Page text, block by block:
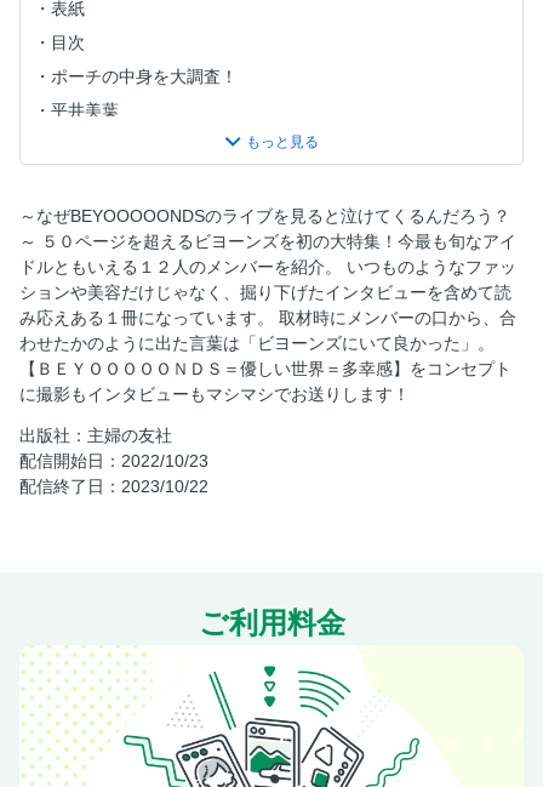
表紙
目次
ポーチの中身を大調査！
平井美葉
江口紗耶×山﨑夢羽×前田こころ
島倉りか×西田汐里
岡村美波
里吉うたの先生が解説！BEYOOOOONDSメンバー別推しメ
イク講座
小林萌花
清野桃々姫
アイドル奉行・一岡怜奈が語る12人のビヨ’s
akane先生 ダンスについて語り尽くす
BODY MAKE SPESCIAL 2022A/W
～なぜBEYOOOOONDSのライブを見ると泣けてくるんだろう？
～ ５０ページを超えるビヨーンズを初の大特集！今最も旬なアイ
ドルともいえる１２人のメンバーを紹介。 いつものようなファッ
ションや美容だけじゃなく、掘り下げたインタビューを含めて読
み応えある１冊になっています。 取材時にメンバーの口から、合
わせたかのように出た言葉は「ビヨーンズにいて良かった」。
【ＢＥＹＯＯＯＯＯＮＤＳ＝優しい世界＝多幸感】をコンセプト
に撮影もインタビューもマシマシでお送りします！
出版社：主婦の友社
配信開始日：2022/10/23
配信終了日：2023/10/22
ご利用料金